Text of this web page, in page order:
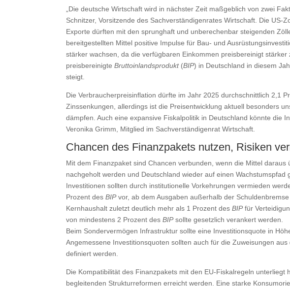
„Die deutsche Wirtschaft wird in nächster Zeit maßgeblich von zwei
Schnitzer, Vorsitzende des Sachverständigenrates Wirtschaft. Die
Exporte dürften mit den sprunghaft und unberechenbar steigenden
bereitgestellten Mittel positive Impulse für Bau- und
stärker wachsen, da die verfügbaren Einkommen preisbereinigt
preisbereinigteBruttoinlandsprodukt(BIP) in Deutschland in diesem
steigt.
Die Verbraucherpreisinflation dürfte im Jahr 2025 durchschnittlich 2,1
Zinssenkungen, allerdings ist die Preisentwicklung aktuell besonders
dämpfen. Auch eine expansive Fiskalpolitik in Deutschland könnte die
Veronika Grimm, Mitglied im Sachverständigenrat Wirtschaft.
Chancen des Finanzpakets nutzen, Risiken
Mit dem Finanzpaket sind Chancen verbunden, wenn die Mittel
nachgeholt werden und Deutschland wieder auf einen
Investitionen sollten durch institutionelle Vorkehrungen vermieden
Prozent desBIPvor, ab dem Ausgaben außerhalb der
Kernhaushalt zuletzt deutlich mehr als 1 Prozent desBIPfür
von mindestens 2 Prozent desBIPsollte gesetzlich verankert werden.
Beim Sondervermögen Infrastruktur sollte eine Investitionsquote in
Angemessene Investitionsquoten sollten auch für die Zuweisungen
definiert werden.
Die Kompatibilität des Finanzpakets mit den EU-Fiskalregeln
begleitenden Strukturreformen erreicht werden. Eine starke